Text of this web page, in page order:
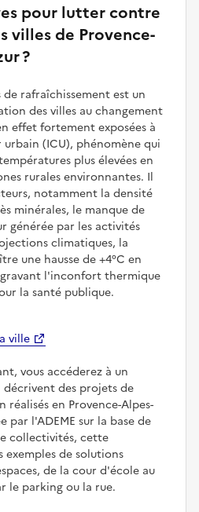
pour lutter contre
villes de Provence-
?
rafraîchissement est un
des villes au changement
effet fortement exposées à
(ICU), phénomène qui
plus élevées en
rurales environnantes. Il
notamment la densité
minérales, le manque de
générée par les activités
climatiques, la
une hausse de +4°C en
l'inconfort thermique
la santé publique.
ville
vous accéderez à un
des projets de
réalisés en Provence-Alpes-
par l'ADEME sur la base de
collectivités, cette
de solutions
de la cour d'école au
le parking ou la rue.